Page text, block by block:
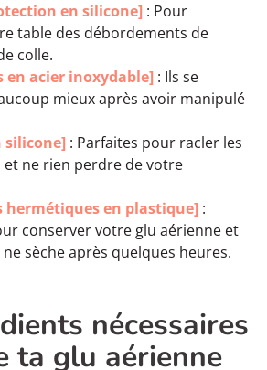
en silicone] : Pour
table des débordements de
colle.
en acier inoxydable] : Ils se
mieux après avoir manipulé
silicone] : Parfaites pour racler les
ne rien perdre de votre
hermétiques en plastique] :
conserver votre glu aérienne et
ne sèche après quelques heures.
nécessaires
ta glu aérienne